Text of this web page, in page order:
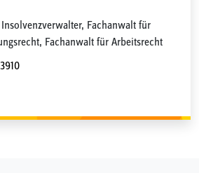
Fachanwalt für
Fachanwalt für Arbeitsrecht